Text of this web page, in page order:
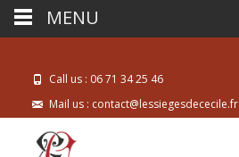
Call us : 06 71 34 25 46
Mail us : contact@lessiegesdececile.fr
MENU